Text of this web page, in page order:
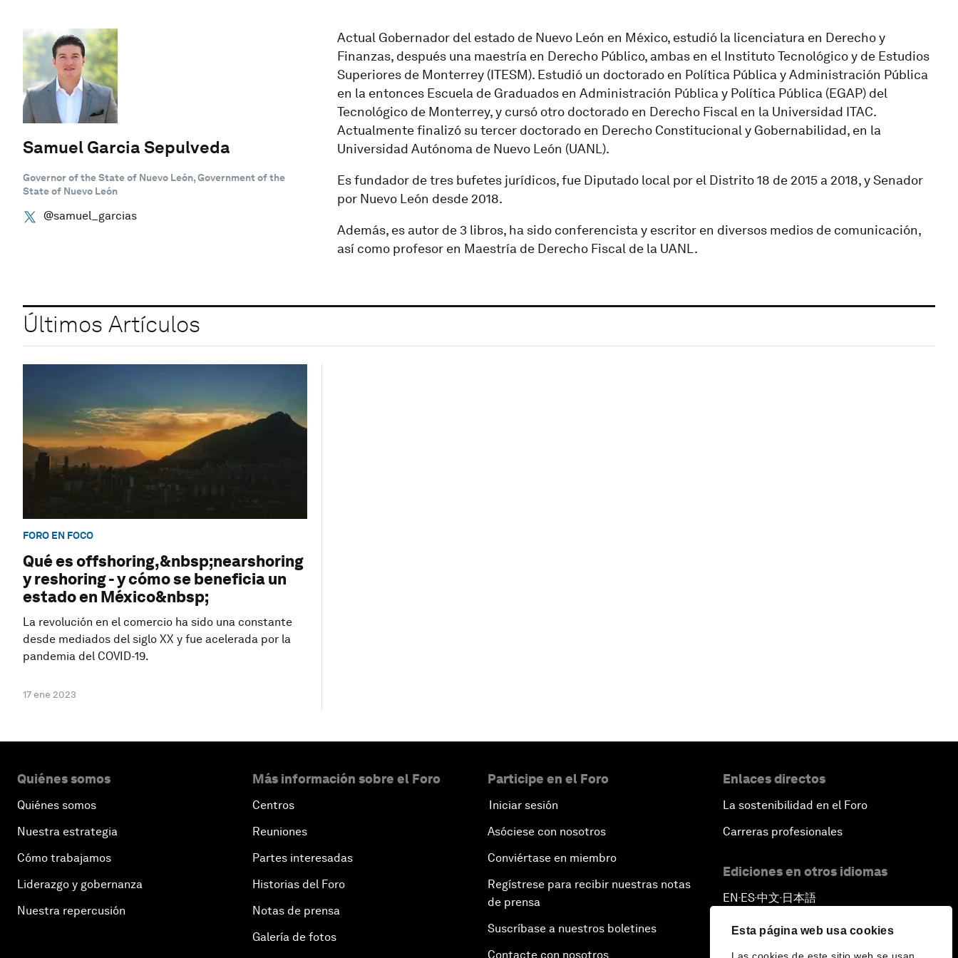
Esta página web usa cookies
Samuel Garcia Sepulveda
Governor of the State of Nuevo León, Government of the
State of Nuevo León
@samuel_garcias
Actual Gobernador del estado de Nuevo León en México, estudió la licenciatura en Derecho y
Finanzas, después una maestría en Derecho Público, ambas en el Instituto Tecnológico y de Estudios
Superiores de Monterrey (ITESM). Estudió un doctorado en Política Pública y Administración Pública
en la entonces Escuela de Graduados en Administración Pública y Política Pública (EGAP) del
Tecnológico de Monterrey, y cursó otro doctorado en Derecho Fiscal en la Universidad ITAC.
Actualmente finalizó su tercer doctorado en Derecho Constitucional y Gobernabilidad, en la
Universidad Autónoma de Nuevo León (UANL).
Es fundador de tres bufetes jurídicos, fue Diputado local por el Distrito 18 de 2015 a 2018, y Senador
por Nuevo León desde 2018.
Además, es autor de 3 libros, ha sido conferencista y escritor en diversos medios de comunicación,
así como profesor en Maestría de Derecho Fiscal de la UANL.
Últimos Artículos
FORO EN FOCO
Qué es offshoring,&nbsp;nearshoring
y reshoring - y cómo se beneficia un
estado en México&nbsp;
La revolución en el comercio ha sido una constante
desde mediados del siglo XX y fue acelerada por la
pandemia del COVID-19.
17 ene 2023
Quiénes somos
Quiénes somos
Nuestra estrategia
Cómo trabajamos
Liderazgo y gobernanza
Nuestra repercusión
Más información sobre el Foro
Centros
Reuniones
Partes interesadas
Historias del Foro
Notas de prensa
Galería de fotos
Participe en el Foro
Iniciar sesión
Asóciese con nosotros
Conviértase en miembro
Regístrese para recibir nuestras notas
de prensa
Suscríbase a nuestros boletines
Contacte con nosotros
Enlaces directos
La sostenibilidad en el Foro
Carreras profesionales
Ediciones en otros idiomas
EN ▪ ES▪中文▪ 日本語